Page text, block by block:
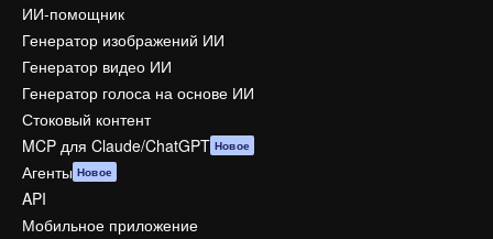
ИИ-помощник
Генератор изображений ИИ
Генератор видео ИИ
Генератор голоса на основе ИИ
Стоковый контент
MCP для Claude/ChatGPT Новое
Агенты Новое
API
Мобильное приложение